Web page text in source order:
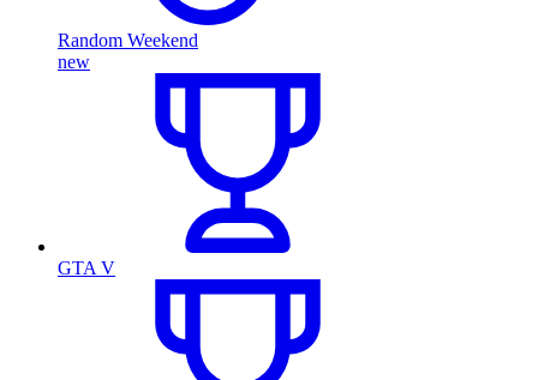
Random Weekend
new
GTA V